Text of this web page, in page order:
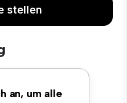
stellen
an, um alle
Rückzugsort in
3 Schlafzimmer-